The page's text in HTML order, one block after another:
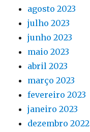
agosto 2023
julho 2023
junho 2023
maio 2023
abril 2023
março 2023
fevereiro 2023
janeiro 2023
dezembro 2022